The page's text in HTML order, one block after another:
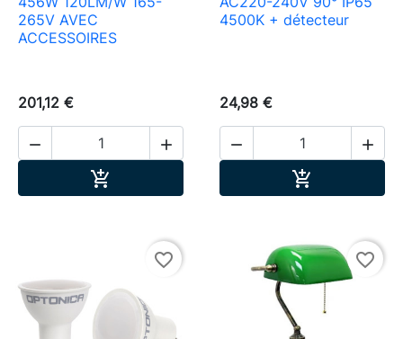
265V AVEC
ACCESSOIRES
201,12 €
 

4500K + détecteur
24,98 €
 

favorite_border favorite_border